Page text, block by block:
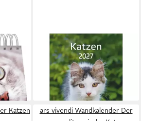
bei dir
HEYE
Wandkalender Katzen
Kalender 2027
12,95 €
lieferbar - in 2-3 Werktagen bei dir
Katzen
ars vivendi Wandkalender Der